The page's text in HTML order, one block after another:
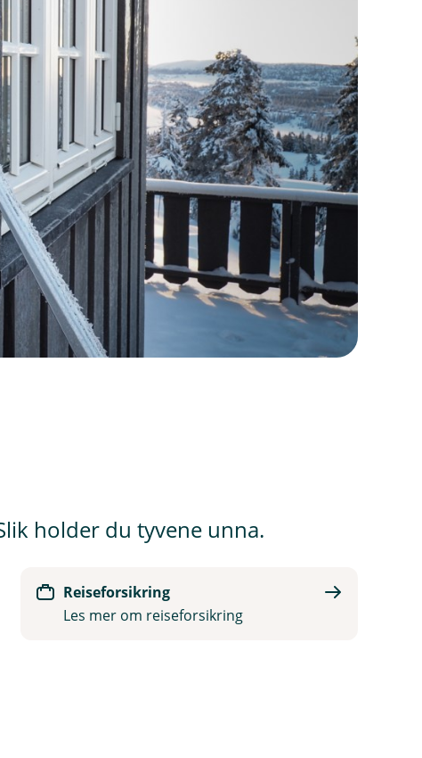
holder du tyvene unna.
Reiseforsikring
Les mer om reiseforsikring